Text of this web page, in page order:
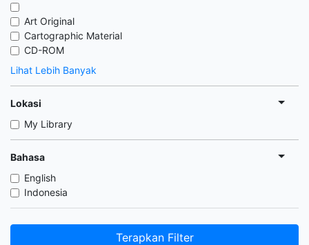
Art Original
Cartographic Material
CD-ROM
Lihat Lebih Banyak
Lokasi
My Library
Bahasa
English
Indonesia
Terapkan Filter